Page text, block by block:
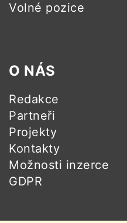
Volné pozice
O NÁS
Redakce
Partneři
Projekty
Kontakty
Možnosti inzerce
GDPR